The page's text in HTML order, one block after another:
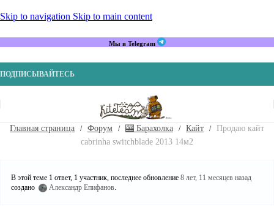
Skip to navigation Skip to main content
Мы в Telegram
ПОДПИСЫВАЙТЕСЬ
Главная страница Форум 🎰 Барахолка Кайт
Продаю кайт
cabrinha switchblade 2013 14м2
В этой теме 1 ответ, 1 участник, последнее обновление 8 лет, 11 месяцев назад
создано
Александр Епифанов.